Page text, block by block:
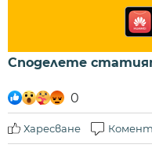
Споделете
0
Харесване